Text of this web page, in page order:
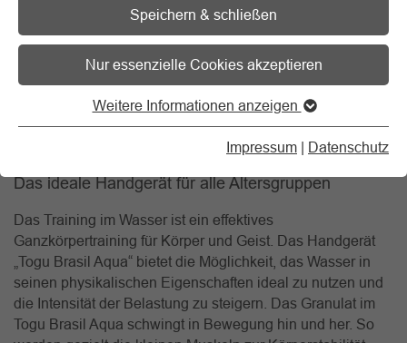
Speichern & schließen
Nur essenzielle Cookies akzeptieren
Weitere Informationen anzeigen
Impressum | Datenschutz
Schwimmbecken (ca. 1,20 m Wassertiefe)
Aquafitness mit Togu Brasils
Das ideale Handgerät für alle Altersgruppen
Das Training im Wasser ist ein effektives
Ganzkörpertraining für Körper und Geist. Das Handgerät
„Togu Brasil Aqua“ bietet die Möglichkeit, das Wasser in
seinen physikalischen Eigenschaften ideal zu nutzen und
die Intensität der Belastung zu steigern. Das Granulat im
Togu Brasil Aqua schwingt in Bewegung hin und her. So